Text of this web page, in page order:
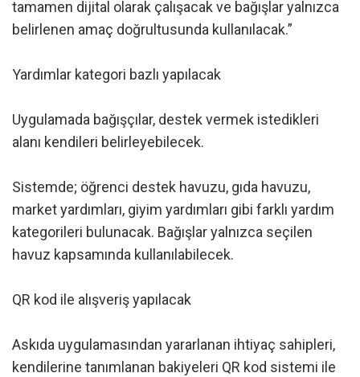
tamamen dijital olarak çalışacak ve bağışlar yalnızca
belirlenen amaç doğrultusunda kullanılacak.”
Yardımlar kategori bazlı yapılacak
Uygulamada bağışçılar, destek vermek istedikleri
alanı kendileri belirleyebilecek.
Sistemde; öğrenci destek havuzu, gıda havuzu,
market yardımları, giyim yardımları gibi farklı yardım
kategorileri bulunacak. Bağışlar yalnızca seçilen
havuz kapsamında kullanılabilecek.
QR kod ile alışveriş yapılacak
Askıda uygulamasından yararlanan ihtiyaç sahipleri,
kendilerine tanımlanan bakiyeleri QR kod sistemi ile